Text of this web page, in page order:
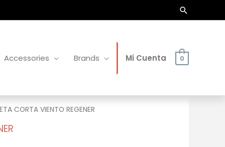
Buscar
Accessories Brands Mi Cuenta 0
CORTA VIENTO REGENER